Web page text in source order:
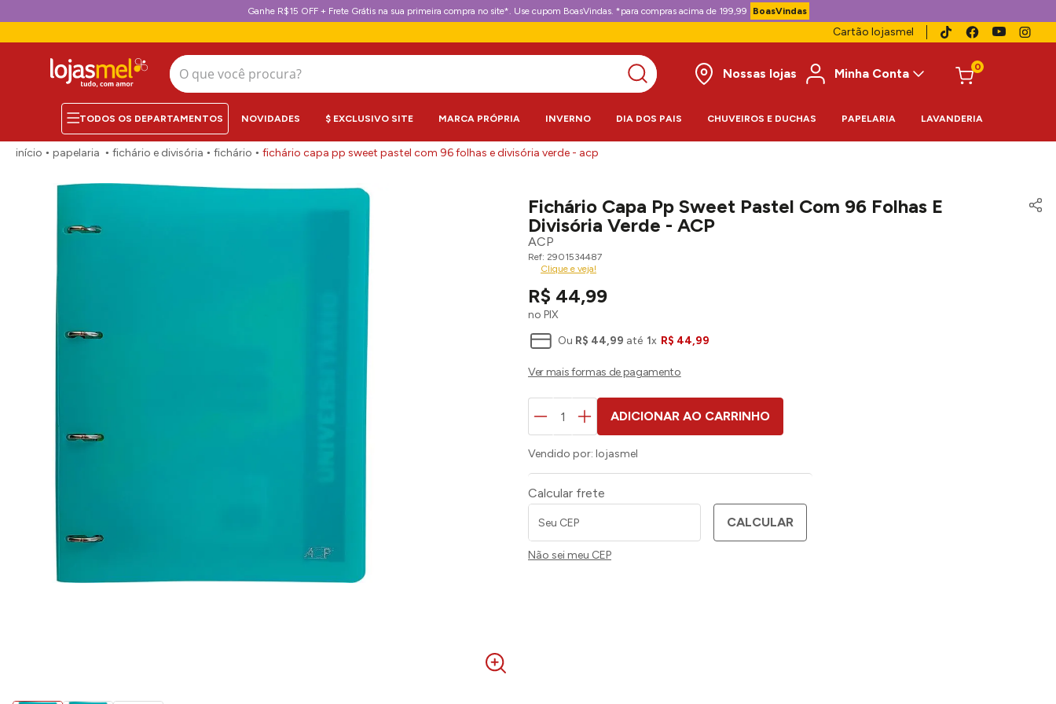
Ganhe R$15 OFF + Frete Grátis na sua primeira compra no site*. Use cupom BoasVindas. *para compras acima de 199,99 BoasVindas
Cartão lojasmel
O que você procura?
Nossas lojas
Minha Conta 0
NOVIDADES $ EXCLUSIVO SITE MARCA PRÓPRIA INVERNO DIA DOS PAIS CHUVEIROS E DUCHAS PAPELARIA LAVANDERIA
papelaria fichário e divisória fichário fichário capa pp sweet pastel com 96 folhas e divisória verde - acp
Fichário Capa Pp Sweet Pastel Com 96 Folhas E
Divisória Verde - ACP
ACP
2901534487
Clique e veja!
R$ 44,99
no PIX
Ou R$ 44,99 até 1x R$ 44,99
ADICIONAR AO CARRINHO
Vendido por: lojasmel
Calcular frete
CALCULAR
Não sei meu CEP